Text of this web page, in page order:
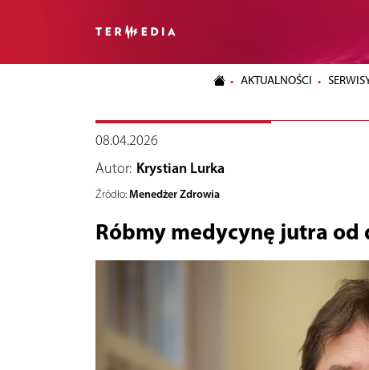
AKTUALNOŚCI
08.04.2026
Autor: Krystian Lurka
Źródło: Menedżer Zdrowia
Róbmy medycynę jutra od